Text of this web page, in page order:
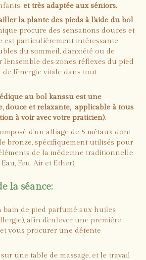
et très adaptée aux séniors.
la plante des pieds à l'aide du bol
procure des sensations douces et
est particulièrement intéressante
du sommeil, d'anxiété ou de
l'ensemble des zones réflexes du pied
l'énergie vitale dans tout
au bol kanssu est une
douce et relaxante, applicable à tous
à voir avec votre praticien).
d'un alliage de 5 métaux dont
bronze, spécifiquement utilisés pour
de la médecine traditionnelle
Feu, Air et Ether).
la séance:
bain de pied parfumé aux huiles
afin d'enlever une première
vous procurer une détente
une table de massage, et le travail